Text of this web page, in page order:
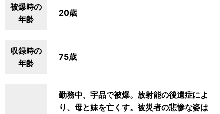
被爆時の
年齢
20歳
収録時の
年齢
75歳
勤務中、宇品で被爆。放射能の後遺症によ
り、母と妹を亡くす。被災者の悲惨な姿は